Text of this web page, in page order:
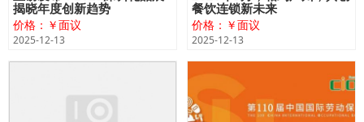
揭晓年度创新趋势
价格：￥面议
2025-12-13
餐饮连锁新未来
价格：￥面议
2025-12-13